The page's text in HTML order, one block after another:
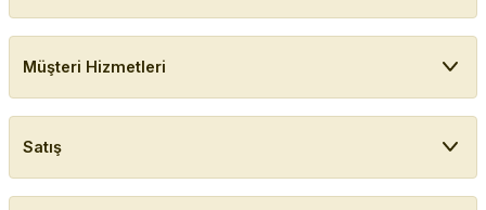
Müşteri Hizmetleri
Satış